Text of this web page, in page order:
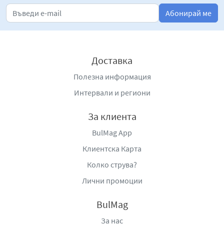
Абонирай ме
Доставка
Полезна информация
Интервали и региони
За клиента
BulMag App
Клиентска Карта
Колко струва?
Лични промоции
BulMag
За нас